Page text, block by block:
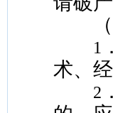
（二
1
术、
2